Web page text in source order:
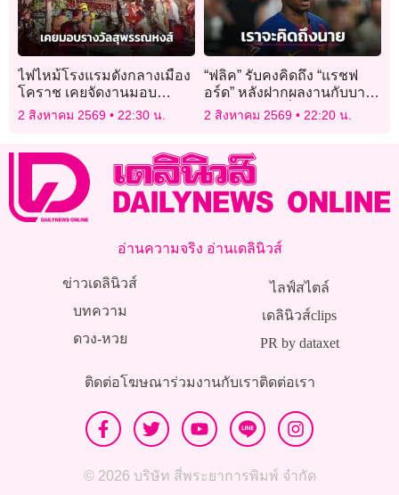
ไฟไหม้โรงแรมดังกลางเมือง
โคราช เคยจัดงานมอบ
รางวัลสุพรรณหงส์
2 สิงหาคม 2569 22:30 น.
“ฟลิค” รับคงคิดถึง “แรชฟ
อร์ด” หลังฝากผลงานกับบาร์
ซาอย่างยอดเยี่ยม
2 สิงหาคม 2569 22:20 น.
อ่านความจริง อ่านเดลินิวส์
ข่าวเดลินิวส์
บทความ
ดวง-หวย
ไลฟ์สไตล์
เดลินิวส์clips
PR by dataxet
ติดต่อโฆษณาร่วมงานกับเราติดต่อเรา
© 2026 บริษัท สี่พระยาการพิมพ์ จำกัด